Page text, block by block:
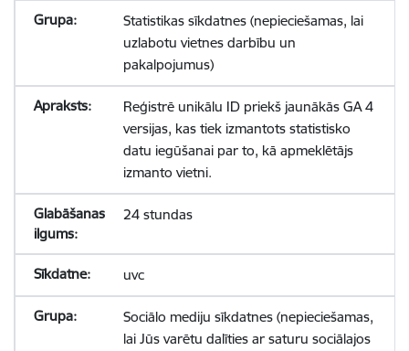
Statistikas sīkdatnes (nepieciešamas, lai
uzlabotu vietnes darbību un
pakalpojumus)
Reģistrē unikālu ID priekš jaunākās GA 4
versijas, kas tiek izmantots statistisko
datu iegūšanai par to, kā apmeklētājs
izmanto vietni.
24 stundas
uvc
Sociālo mediju sīkdatnes (nepieciešamas,
lai Jūs varētu dalīties ar saturu sociālajos